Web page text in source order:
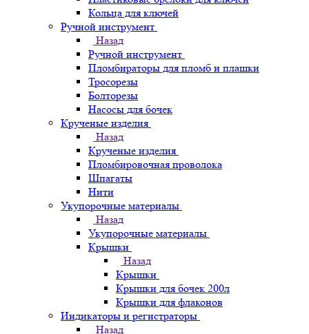
Кольца для ключей
Ручной инструмент
Назад
Ручной инструмент
Пломбираторы для пломб и плашки
Тросорезы
Болторезы
Насосы для бочек
Крученые изделия
Назад
Крученые изделия
Пломбировочная проволока
Шпагаты
Нити
Укупорочные материалы
Назад
Укупорочные материалы
Крышки
Назад
Крышки
Крышки для бочек 200л
Крышки для флаконов
Индикаторы и регистраторы
Назад